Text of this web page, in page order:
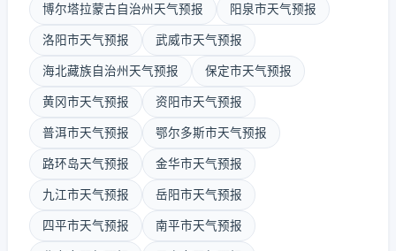
博尔塔拉蒙古自治州天气预报 阳泉市天气预报
洛阳市天气预报 武威市天气预报
海北藏族自治州天气预报 保定市天气预报
黄冈市天气预报 资阳市天气预报
普洱市天气预报 鄂尔多斯市天气预报
路环岛天气预报 金华市天气预报
九江市天气预报 岳阳市天气预报
四平市天气预报 南平市天气预报